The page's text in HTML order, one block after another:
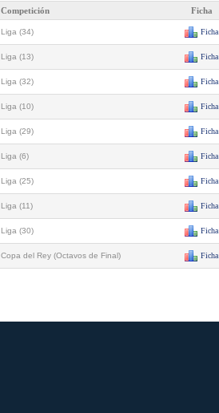
Competición Ficha
Liga (34) Ficha
Liga (13) Ficha
Liga (32) Ficha
Liga (10) Ficha
Liga (29) Ficha
Liga (6) Ficha
Liga (25) Ficha
Liga (11) Ficha
Liga (30) Ficha
Copa del Rey (Octavos de Final) Ficha